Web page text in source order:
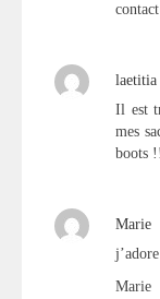
laetitia
Il est
mes
boots
Marie
Marie